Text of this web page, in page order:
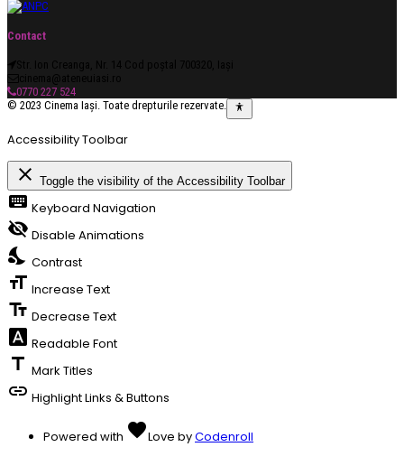
Contact
Str. Ion Creanga, Nr. 14 Cod poștal 700320, Iași
cinema@ateneuiasi.ro
0770 227 524
© 2023 Cinema Iași. Toate drepturile rezervate.
Accessibility Toolbar
close Toggle the visibility of the Accessibility Toolbar
keyboard Keyboard Navigation
visibility_off Disable Animations
nights_stay Contrast
format_size Increase Text
text_fields Decrease Text
font_download Readable Font
title Mark Titles
link Highlight Links & Buttons
Powered with favoriteLove byCodenroll